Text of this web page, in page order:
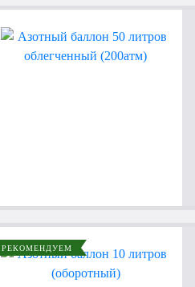
РЕКОМЕНДУЕМ